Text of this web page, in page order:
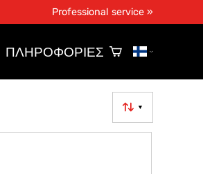
Professional service »
ΠΛΗΡΟΦΟΡΊΕΣ
▼